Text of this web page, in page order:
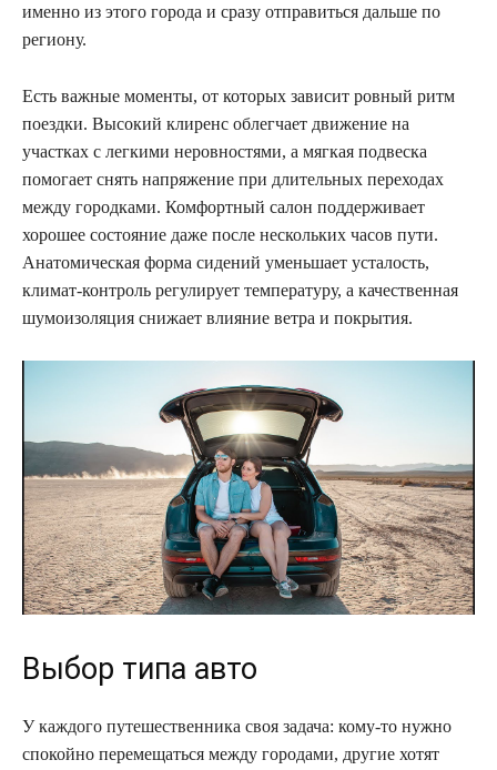
именно из этого города и сразу отправиться дальше по
региону.
Есть важные моменты, от которых зависит ровный ритм
поездки. Высокий клиренс облегчает движение на
участках с легкими неровностями, а мягкая подвеска
помогает снять напряжение при длительных переходах
между городками. Комфортный салон поддерживает
хорошее состояние даже после нескольких часов пути.
Анатомическая форма сидений уменьшает усталость,
климат-контроль регулирует температуру, а качественная
шумоизоляция снижает влияние ветра и покрытия.
Выбор типа авто
У каждого путешественника своя задача: кому-то нужно
спокойно перемещаться между городами, другие хотят